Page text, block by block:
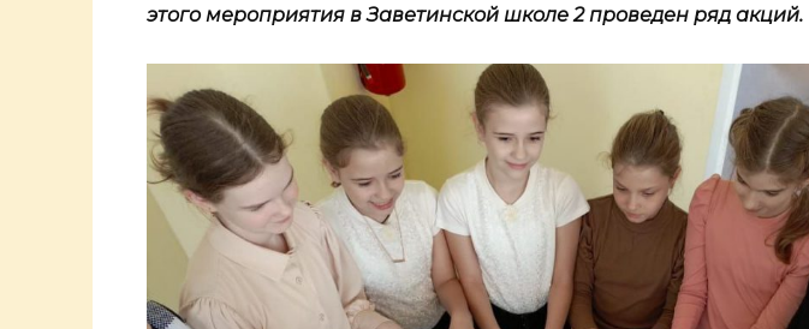
этого мероприятия в Заветинской школе 2 проведен ряд акций.